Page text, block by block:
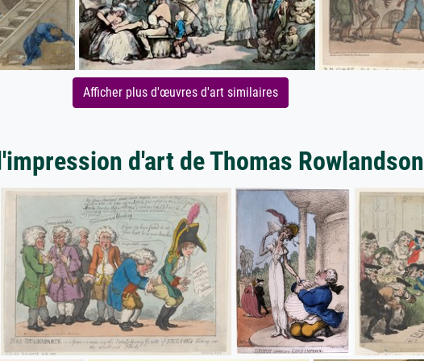
Afficher plus d'œuvres d'art similaires
d'art de Thomas Rowlandson